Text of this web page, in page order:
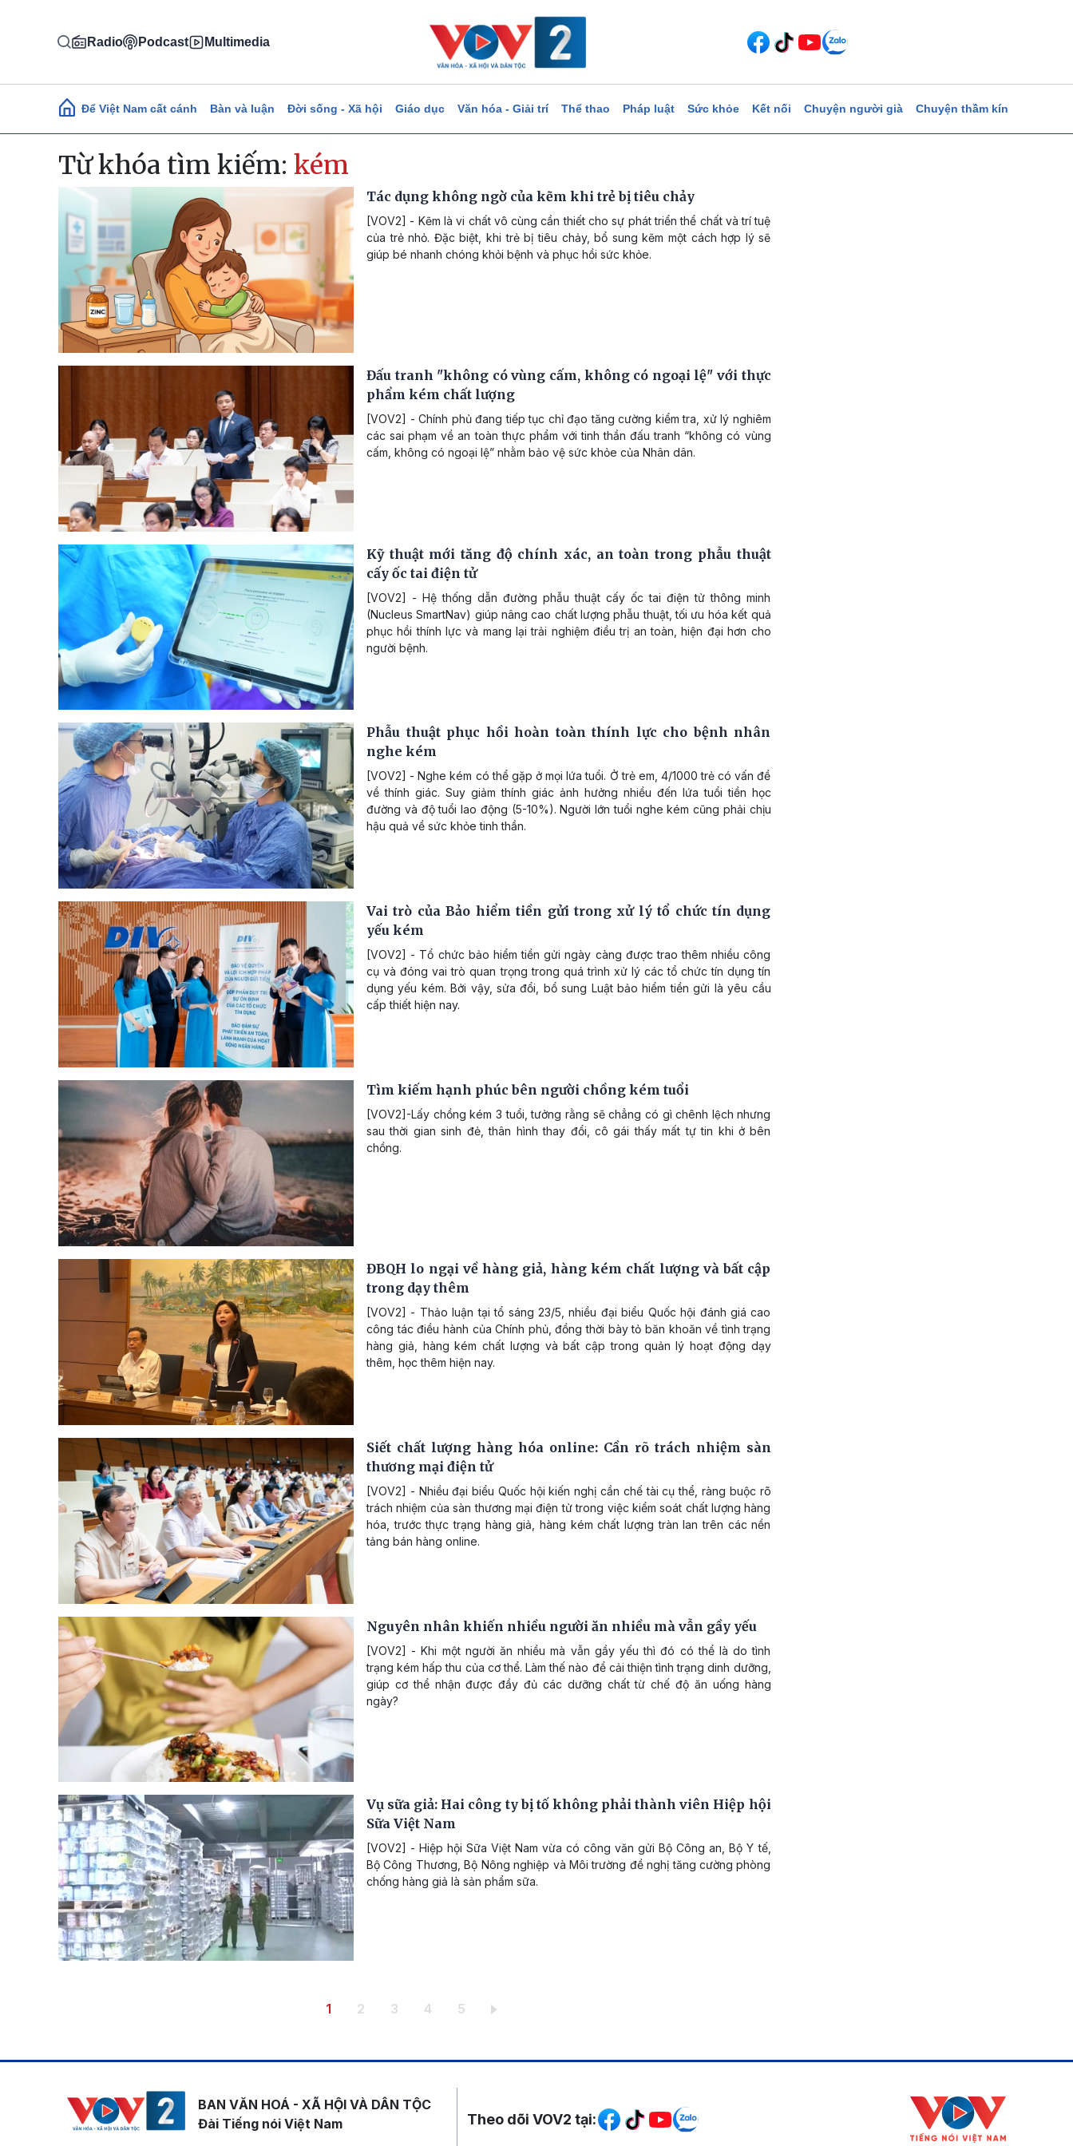
Radio Podcast Multimedia
Main navigation
Để Việt Nam cất cánh Bàn và luận Đời sống - Xã hội Giáo dục Văn hóa - Giải trí Thể thao Pháp luật Sức khỏe Kết nối Chuyện người già Chuyện thầm kín
Từ khóa tìm kiếm: kém
Tác dụng không ngờ của kẽm khi trẻ bị tiêu chảy
[VOV2] - Kẽm là vi chất vô cùng cần thiết cho sự phát triển thể chất và trí tuệ
của trẻ nhỏ. Đặc biệt, khi trẻ bị tiêu chảy, bổ sung kẽm một cách hợp lý sẽ
giúp bé nhanh chóng khỏi bệnh và phục hồi sức khỏe.
Đấu tranh "không có vùng cấm, không có ngoại lệ" với thực
phẩm kém chất lượng
[VOV2] - Chính phủ đang tiếp tục chỉ đạo tăng cường kiểm tra, xử lý nghiêm
các sai phạm về an toàn thực phẩm với tinh thần đấu tranh “không có vùng
cấm, không có ngoại lệ” nhằm bảo vệ sức khỏe của Nhân dân.
Kỹ thuật mới tăng độ chính xác, an toàn trong phẫu thuật
cấy ốc tai điện tử
[VOV2] - Hệ thống dẫn đường phẫu thuật cấy ốc tai điện tử thông minh
(Nucleus SmartNav) giúp nâng cao chất lượng phẫu thuật, tối ưu hóa kết quả
phục hồi thính lực và mang lại trải nghiệm điều trị an toàn, hiện đại hơn cho
người bệnh.
Phẫu thuật phục hồi hoàn toàn thính lực cho bệnh nhân
nghe kém
[VOV2] - Nghe kém có thể gặp ở mọi lứa tuổi. Ở trẻ em, 4/1000 trẻ có vấn đề
về thính giác. Suy giảm thính giác ảnh hưởng nhiều đến lứa tuổi tiền học
đường và độ tuổi lao động (5-10%). Người lớn tuổi nghe kém cũng phải chịu
hậu quả về sức khỏe tinh thần.
Vai trò của Bảo hiểm tiền gửi trong xử lý tổ chức tín dụng
yếu kém
[VOV2] - Tổ chức bảo hiểm tiền gửi ngày càng được trao thêm nhiều công
cụ và đóng vai trò quan trọng trong quá trình xử lý các tổ chức tín dụng tín
dụng yếu kém. Bởi vậy, sửa đổi, bổ sung Luật bảo hiểm tiền gửi là yêu cầu
cấp thiết hiện nay.
Tìm kiếm hạnh phúc bên người chồng kém tuổi
[VOV2]-Lấy chồng kém 3 tuổi, tưởng rằng sẽ chẳng có gì chênh lệch nhưng
sau thời gian sinh đẻ, thân hình thay đổi, cô gái thấy mất tự tin khi ở bên
chồng.
ĐBQH lo ngại về hàng giả, hàng kém chất lượng và bất cập
trong dạy thêm
[VOV2] - Thảo luận tại tổ sáng 23/5, nhiều đại biểu Quốc hội đánh giá cao
công tác điều hành của Chính phủ, đồng thời bày tỏ băn khoăn về tình trạng
hàng giả, hàng kém chất lượng và bất cập trong quản lý hoạt động dạy
thêm, học thêm hiện nay.
Siết chất lượng hàng hóa online: Cần rõ trách nhiệm sàn
thương mại điện tử
[VOV2] - Nhiều đại biểu Quốc hội kiến nghị cần chế tài cụ thể, ràng buộc rõ
trách nhiệm của sàn thương mại điện tử trong việc kiểm soát chất lượng hàng
hóa, trước thực trạng hàng giả, hàng kém chất lượng tràn lan trên các nền
tảng bán hàng online.
Nguyên nhân khiến nhiều người ăn nhiều mà vẫn gầy yếu
[VOV2] - Khi một người ăn nhiều mà vẫn gầy yếu thì đó có thể là do tình
trạng kém hấp thu của cơ thể. Làm thế nào để cải thiện tình trạng dinh dưỡng,
giúp cơ thể nhận được đầy đủ các dưỡng chất từ chế độ ăn uống hàng
ngày?
Vụ sữa giả: Hai công ty bị tố không phải thành viên Hiệp hội
Sữa Việt Nam
[VOV2] - Hiệp hội Sữa Việt Nam vừa có công văn gửi Bộ Công an, Bộ Y tế,
Bộ Công Thương, Bộ Nông nghiệp và Môi trường đề nghị tăng cường phòng
chống hàng giả là sản phẩm sữa.
Trang hiện thời
1 Trang
2 Trang
3 Trang
4 Trang
5
BAN VĂN HOÁ - XÃ HỘI VÀ DÂN TỘC
Đài Tiếng nói Việt Nam
Mạng xã hội
Theo dõi VOV2 tại: